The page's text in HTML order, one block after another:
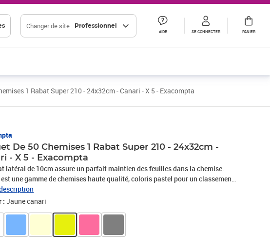
Changer de site : Professionnel
AIDE SE CONNECTER PANIER
1 Rabat Super 210 - 24x32cm - Canari - X 5 - Exacompta
De 50 Chemises 1 Rabat Super 210 - 24x32cm -
- X 5 - Exacompta
latéral de 10cm assure un parfait maintien des feuilles dans la chemise.
est une gamme de chemises haute qualité, coloris pastel pour un classement
à identifier en manuscrant au simple stylo le contenu. La carte est noble,
elle est certifiée PEFC, issue de forêts gérées durablement. Elle est
:Jaune canari